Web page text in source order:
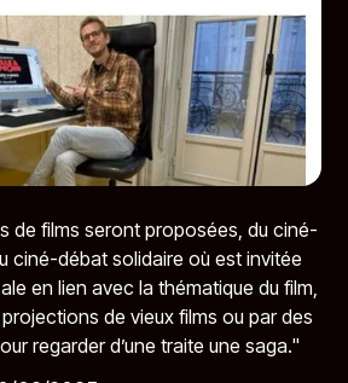
de films seront proposées, du ciné-
ciné-débat solidaire où est invitée
en lien avec la thématique du film,
de vieux films ou par des
regarder d’une traite une saga."